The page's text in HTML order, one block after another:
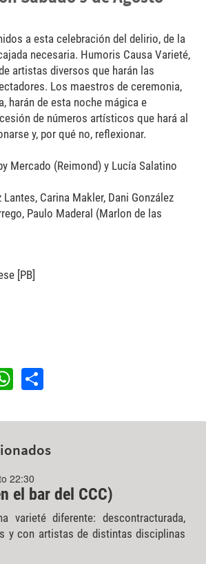
a esta celebración del delirio, de la
necesaria. Humoris Causa Varieté,
artistas diversos que harán las
Los maestros de ceremonia,
harán de esta noche mágica e
de números artísticos que hará al
y, por qué no, reflexionar.
Mercado (Reimond) y Lucía Salatino
Carina Makler, Dani González
Paulo Maderal (Marlon de las
[PB]
WhatsApp
22:30
el bar del CCC)
varieté diferente: descontracturada,
y con artistas de distintas disciplinas